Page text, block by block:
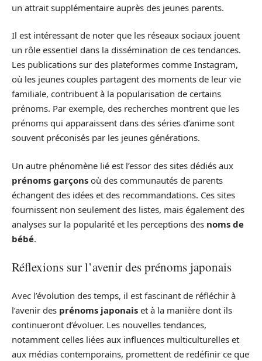
un attrait supplémentaire auprès des jeunes parents.
Il est intéressant de noter que les réseaux sociaux jouent
un rôle essentiel dans la dissémination de ces tendances.
Les publications sur des plateformes comme Instagram,
où les jeunes couples partagent des moments de leur vie
familiale, contribuent à la popularisation de certains
prénoms. Par exemple, des recherches montrent que les
prénoms qui apparaissent dans des séries d’anime sont
souvent préconisés par les jeunes générations.
Un autre phénomène lié est l’essor des sites dédiés aux
prénoms garçons où des communautés de parents
échangent des idées et des recommandations. Ces sites
fournissent non seulement des listes, mais également des
analyses sur la popularité et les perceptions des noms de
bébé.
Réflexions sur l’avenir des prénoms japonais
Avec l’évolution des temps, il est fascinant de réfléchir à
l’avenir des prénoms japonais et à la manière dont ils
continueront d’évoluer. Les nouvelles tendances,
notamment celles liées aux influences multiculturelles et
aux médias contemporains, promettent de redéfinir ce que